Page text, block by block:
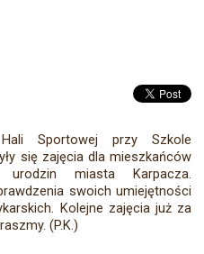
Sportowej przy Szkole
się zajęcia dla mieszkańców
miasta Karpacza.
swoich umiejętności
Kolejne zajęcia już za
(P.K.)